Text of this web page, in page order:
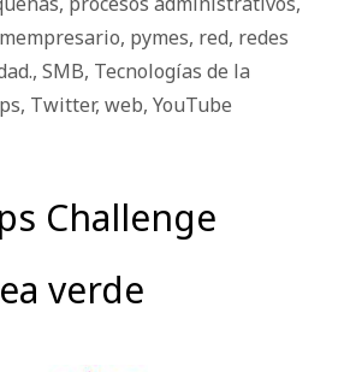
, pymes, red, redes
, SMB, Tecnologías de la
, Twitter, web, YouTube
Challenge
verde